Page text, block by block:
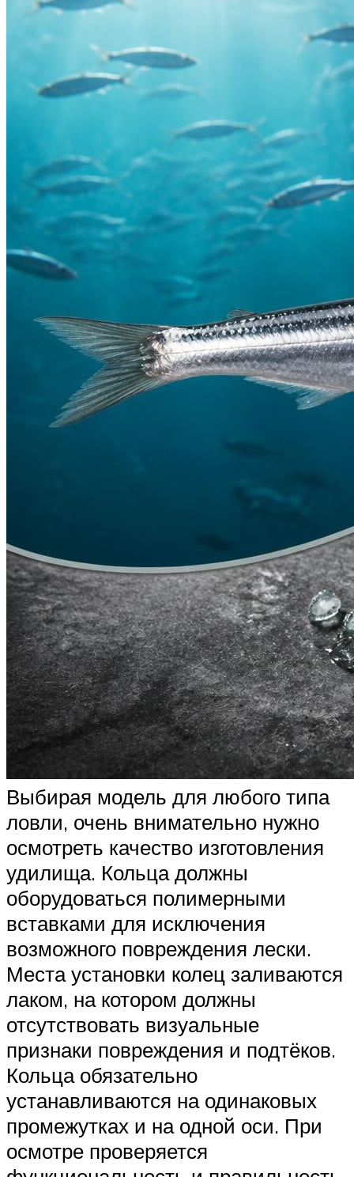
Выбирая модель для любого типа
ловли, очень внимательно нужно
осмотреть качество изготовления
удилища. Кольца должны
оборудоваться полимерными
вставками для исключения
возможного повреждения лески.
Места установки колец заливаются
лаком, на котором должны
отсутствовать визуальные
признаки повреждения и подтёков.
Кольца обязательно
устанавливаются на одинаковых
промежутках и на одной оси. При
осмотре проверяется